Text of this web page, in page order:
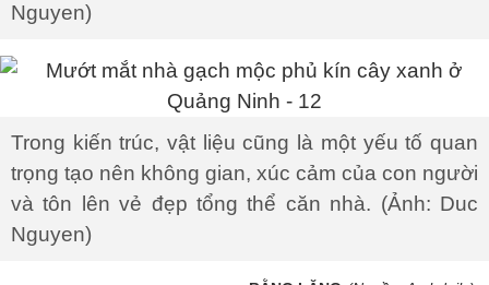
Nguyen)
Trong kiến trúc, vật liệu cũng là một yếu tố quan
trọng tạo nên không gian, xúc cảm của con người
và tôn lên vẻ đẹp tổng thể căn nhà. (Ảnh: Duc
Nguyen)